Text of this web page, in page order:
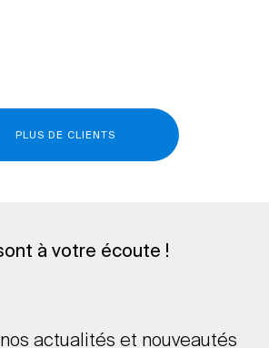
PLUS DE CLIENTS
à votre écoute !
actualités et nouveautés